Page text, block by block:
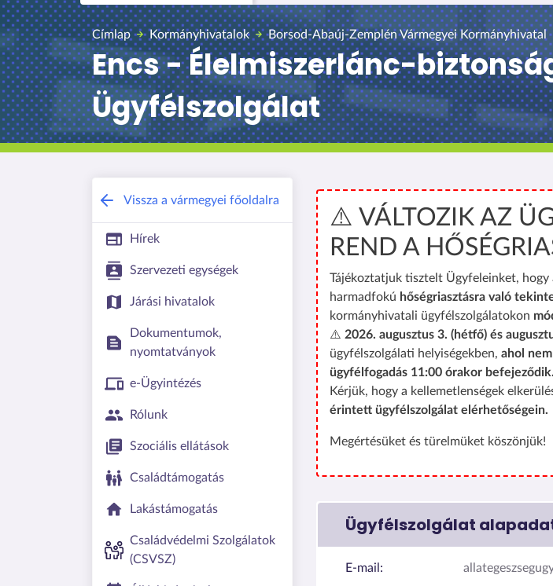
Címlap Kormányhivatalok Borsod-Abaúj-Zemplén Vármegyei Kormányhivatal
Encs - Élelmiszerlánc-
Ügyfélszolgálat
Vissza a vármegyei főoldalra
Hírek
Szervezeti egységek
Járási hivatalok
Dokumentumok,
nyomtatványok
e-Ügyintézés
Rólunk
Szociális ellátások
Családtámogatás
Lakástámogatás
Családvédelmi Szolgálatok
(CSVSZ)
⚠️ VÁLTOZIK AZ
REND A
Tájékoztatjuk tisztelt Ügyfeleinket,
harmadfokú hőségriasztásra való
kormányhivatali ügyfélszolgálatokon
⚠️ 2026. augusztus 3. (hétfő) és
ügyfélszolgálati helyiségekben, ahol
ügyfélfogadás 11:00 órakor befejeződik.
Kérjük, hogy a kellemetlenségek
érintett ügyfélszolgálat elérhetőségein.
Megértésüket és türelmüket köszönjük!
Ügyfélszolgálat
E-mail: